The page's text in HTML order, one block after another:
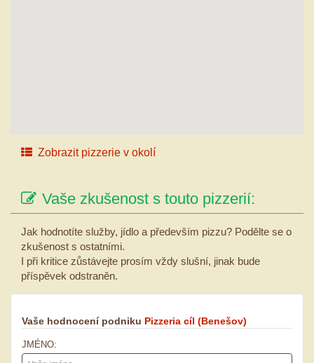
Zobrazit pizzerie v okolí
Vaše zkušenost s touto pizzerií:
Jak hodnotíte služby, jídlo a především pizzu? Podělte se o
zkušenost s ostatními.
I při kritice zůstávejte prosím vždy slušní, jinak bude
příspěvek odstraněn.
Vaše hodnocení podniku Pizzeria cíl (Benešov)
JMÉNO: